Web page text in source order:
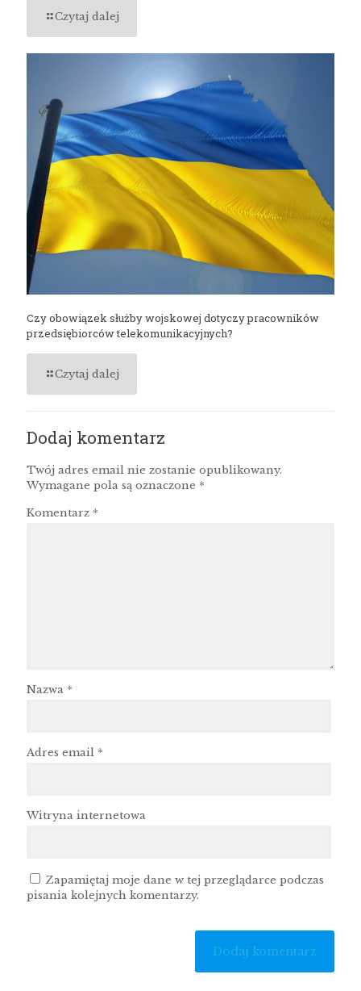
Czytaj dalej
Czy obowiązek służby wojskowej dotyczy pracowników
przedsiębiorców telekomunikacyjnych?
Czytaj dalej
Dodaj komentarz
Twój adres email nie zostanie opublikowany.
Wymagane pola są oznaczone *
Komentarz *
Nazwa *
Adres email *
Witryna internetowa
Zapamiętaj moje dane w tej przeglądarce podczas
pisania kolejnych komentarzy.